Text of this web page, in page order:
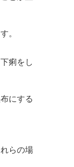
。
痢をし
にする
らの場